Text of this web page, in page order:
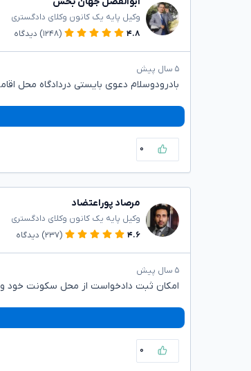
وکیل پایه یک کانون وکلای دادگستری
۴.۸
(۱۲۴۸) دیدگاه
۵ سال پیش
بادرودوسلام دعوی بایستی دردادگاه محل
۰
مرصاد پوراعتضاد
وکیل پایه یک کانون وکلای دادگستری
۴.۶
(۲۳۷) دیدگاه
۵ سال پیش
امکان ثبت دادخواست از محل سکونت خود
۰